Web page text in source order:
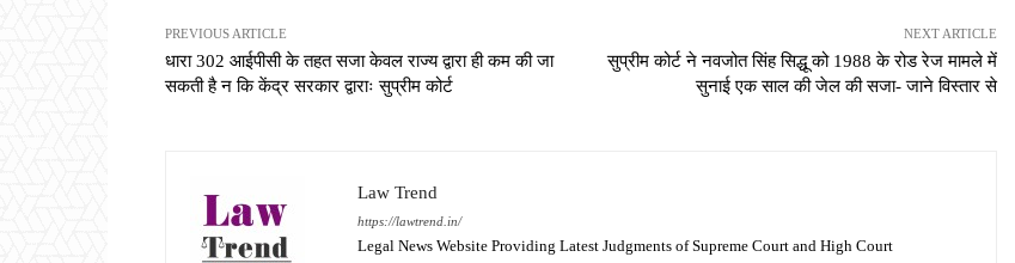
PREVIOUS ARTICLE
धारा 302 आईपीसी के तहत सजा केवल राज्य द्वारा ही कम की जा
सकती है न कि केंद्र सरकार द्वाराः सुप्रीम कोर्ट
NEXT ARTICLE
सुप्रीम कोर्ट ने नवजोत सिंह सिद्धू को 1988 के रोड रेज मामले में
सुनाई एक साल की जेल की सजा- जाने विस्तार से
Law Trend
https://lawtrend.in/
Legal News Website Providing Latest Judgments of Supreme Court and High Court